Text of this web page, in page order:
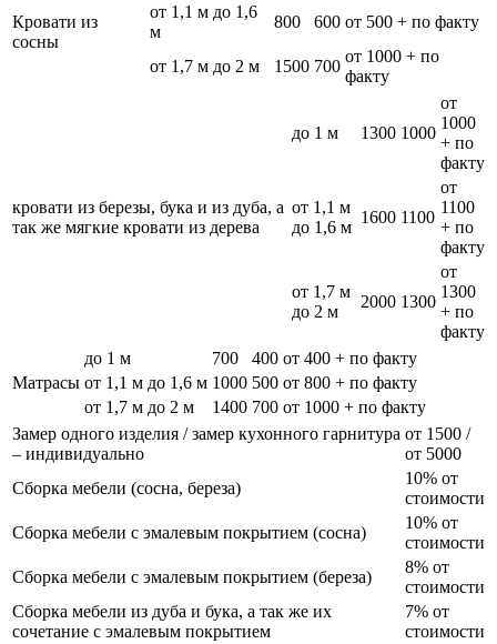
Кровати из
сосны
от 1,1 м до 1,6
м
800 600 от 500 + по факту
от 1,7 м до 2 м 1500 700
от 1000 + по
факту
кровати из березы, бука и из дуба, а
так же мягкие кровати из дерева
до 1 м 1300 1000
от
1000
+ по
факту
от 1,1 м
до 1,6 м
1600 1100
от
1100
+ по
факту
от 1,7 м
до 2 м
2000 1300
от
1300
+ по
факту
Матрасы
до 1 м 700 400 от 400 + по факту
от 1,1 м до 1,6 м 1000 500 от 800 + по факту
от 1,7 м до 2 м
1400 700 от 1000 + по факту
Замер одного изделия / замер кухонного гарнитура
– индивидуально
от 1500 /
от 5000
Сборка мебели (сосна, береза)
10% от
стоимости
Сборка мебели с эмалевым покрытием (сосна)
10% от
стоимости
Сборка мебели с эмалевым покрытием (береза)
8% от
стоимости
Сборка мебели из дуба и бука, а так же их
сочетание с эмалевым покрытием
7% от
стоимости